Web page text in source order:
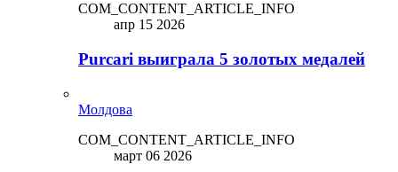
COM_CONTENT_ARTICLE_INFO
апр 15 2026
Purcari выиграла 5 золотых медалей
Молдова
COM_CONTENT_ARTICLE_INFO
март 06 2026